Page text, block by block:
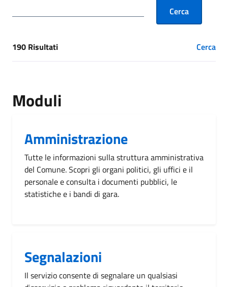
Cerca
[results] Risultati
190 Risultati Cerca
Moduli
Amministrazione
Tutte le informazioni sulla struttura amministrativa
del Comune. Scopri gli organi politici, gli uffici e il
personale e consulta i documenti pubblici, le
statistiche e i bandi di gara.
Segnalazioni
Il servizio consente di segnalare un qualsiasi